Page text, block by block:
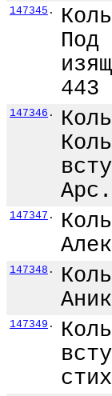
147345 .
443
147346 .
147347 .
147348 .
147349 .